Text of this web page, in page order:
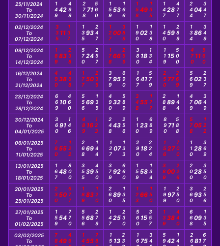
25/11/2024
To
30/11/2024
149 42 499 278 71560 159 53 166 158 49 135 147 28 477 244 04 347
02/12/2024
To
07/12/2024
335 11 137 135 93 247 127 00 389 19002 138 140 59 289 134 86 349
09/12/2024
To
14/12/2024
189 83 238 570 24 257 178 66 259 380 18 134 119 15 500 470 11 560
16/12/2024
To
21/12/2024
490 38 468 177 50 235 379 95 690 16741 579 250 77269 56902 237
23/12/2024
To
28/12/2024
669 10 460 556 69 135 49032 589 348 55 177 288 89 144 479 06 349
30/12/2024
To
04/01/2025
36091 146 489 16 123 248 43 256 110 23 689 890 71588 578 05 122
06/01/2025
To
11/01/2025
780 55 122 26869 144 127 07133 290 18 224 156 27700 110 28 369
13/01/2025
To
18/01/2025
16748 800 355 39 450 379 92 660 159 58 134 389 00 226 20028 350
20/01/2025
To
25/01/2025
230 50 677 189 83 120 26089 135 123 66 150 19997250 36093 256
27/01/2025
To
01/02/2025
159 54 770 556 68 279 147 25 230 560 15 357 139 38 440 66809 135
03/02/2025
To
789 49 469 140 55 780 155 13 238 160 75348 59042 147 26081 678